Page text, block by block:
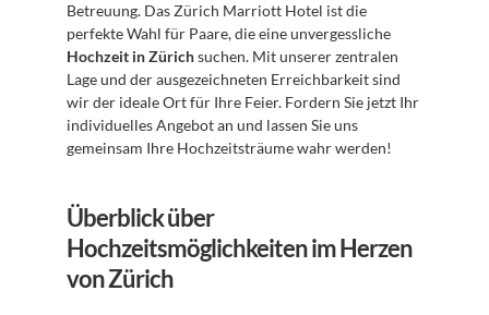
Betreuung. Das Zürich Marriott Hotel ist die
Hochzeit in Zürich suchen. Mit unserer zentralen
Lage und der ausgezeichneten Erreichbarkeit sind
wir der ideale Ort für Ihre Feier. Fordern Sie jetzt Ihr
individuelles Angebot an und lassen Sie uns
gemeinsam Ihre Hochzeitsträume wahr werden!
Überblick über
Hochzeitsmöglichkeiten im Herzen
von Zürich